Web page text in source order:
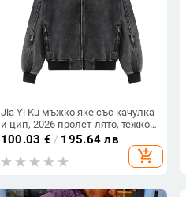
Jia Yi Ku мъжко яке със качулка
и цип, 2026 пролет-лято, тежко
пране, функционален стил,
урбан американски стил
100.03 € / 195.64 лв
add_shopping_cart